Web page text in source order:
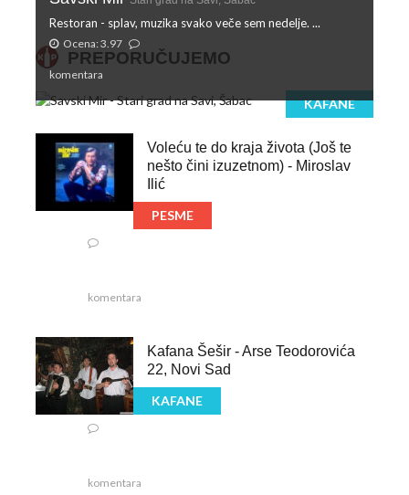
PREPORUČUJEMO
KAFANE
Restoran - splav, muzika svako veče sem nedelje. ...
Ocena: 3.97
komentara
Voleću te do kraja života (Još te
nešto čini izuzetnom) - Miroslav
Ilić
PESME
komentara
Kafana Šešir - Arse Teodorovića
22, Novi Sad
KAFANE
komentara